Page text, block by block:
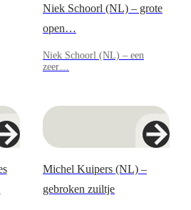
Niek Schoorl (NL) – grote
open…
Niek Schoorl (NL) – een
zeer…
Michel Kuipers (NL) –
gebroken zuiltje